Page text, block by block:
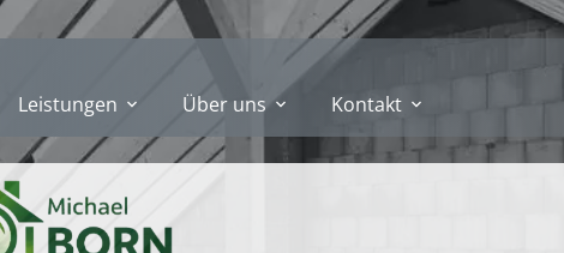
Leistungen Über uns Kontakt